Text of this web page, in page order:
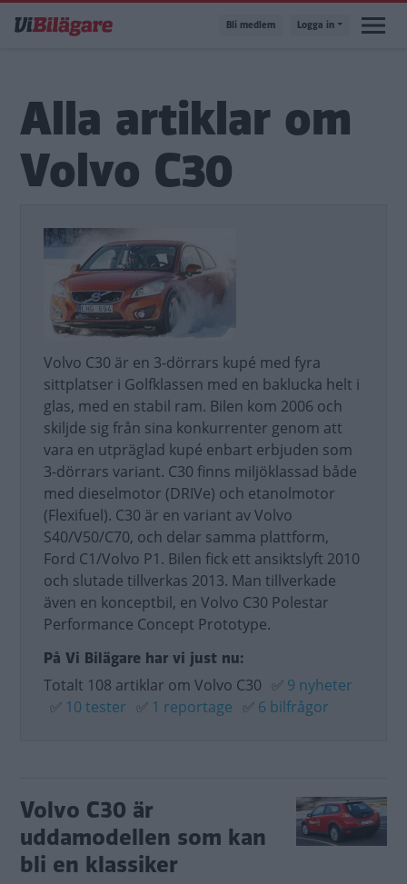
till
Bli medlem Logga in
Alla artiklar om
Volvo C30
Volvo C30 är en 3-dörrars kupé med fyra
sittplatser i Golfklassen med en baklucka helt i
glas, med en stabil ram. Bilen kom 2006 och
skiljde sig från sina konkurrenter genom att
vara en utpräglad kupé enbart erbjuden som
3-dörrars variant. C30 finns miljöklassad både
med dieselmotor (DRIVe) och etanolmotor
(Flexifuel). C30 är en variant av Volvo
S40/V50/C70, och delar samma plattform,
Ford C1/Volvo P1. Bilen fick ett ansiktslyft 2010
och slutade tillverkas 2013. Man tillverkade
även en konceptbil, en Volvo C30 Polestar
Performance Concept Prototype.
På Vi Bilägare har vi just nu:
Totalt 108 artiklar om Volvo C30 ✅ 9 nyheter
✅ 10 tester ✅ 1 reportage ✅ 6 bilfrågor
Volvo C30 är
uddamodellen som kan
bli en klassiker